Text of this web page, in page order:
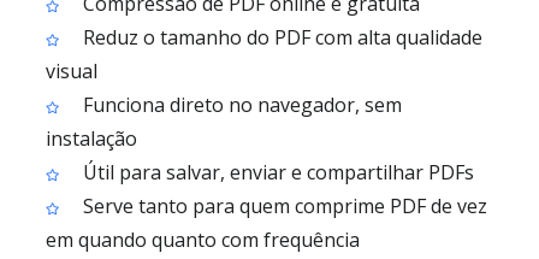
Reduz o tamanho do PDF com alta qualidade
visual
Funciona direto no navegador, sem
instalação
Útil para salvar, enviar e compartilhar PDFs
Serve tanto para quem comprime PDF de vez
em quando quanto com frequência